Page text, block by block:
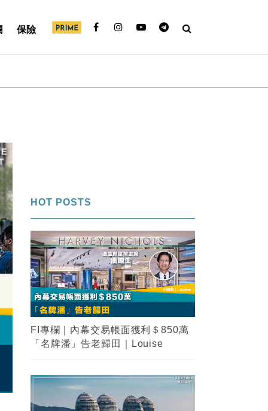
保險
HOT POSTS
FI專欄｜內幕交易帳面獲利＄850萬
「名牌潘」告老歸田｜Louise